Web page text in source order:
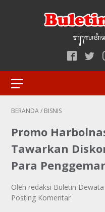
BERANDA/ BISNIS
Promo
Tawarkan
Para Penggemar
Oleh redaksi Buletin Dewata
Posting Komentar